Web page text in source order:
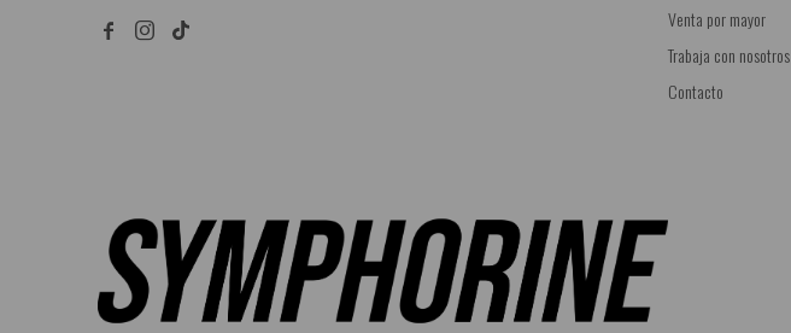
 
Venta por mayor
Trabaja con nosotros
Contacto